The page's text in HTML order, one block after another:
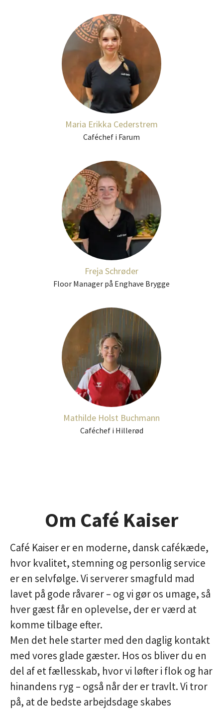
Maria Erikka Cederstrem
Caféchef i Farum
Freja Schrøder
Floor Manager på Enghave Brygge
Mathilde Holst Buchmann
Caféchef i Hillerød
Om Café Kaiser
Café Kaiser er en moderne, dansk cafékæde,
hvor kvalitet, stemning og personlig service
er en selvfølge. Vi serverer smagfuld mad
lavet på gode råvarer – og vi gør os umage, så
hver gæst får en oplevelse, der er værd at
komme tilbage efter.
Men det hele starter med den daglig kontakt
med vores glade gæster. Hos os bliver du en
del af et fællesskab, hvor vi løfter i flok og har
hinandens ryg – også når der er travlt. Vi tror
på, at de bedste arbejdsdage skabes